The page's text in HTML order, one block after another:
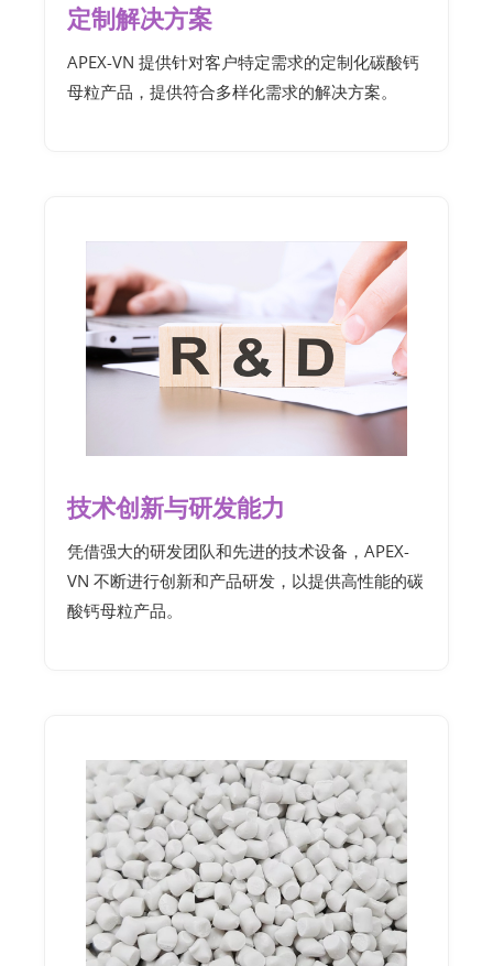
定制解决方案
APEX-VN 提供针对客户特定需求的定制化碳酸钙
母粒产品，提供符合多样化需求的解决方案。
技术创新与研发能力
凭借强大的研发团队和先进的技术设备，APEX-
VN 不断进行创新和产品研发，以提供高性能的碳
酸钙母粒产品。